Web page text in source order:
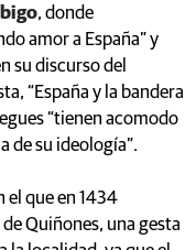
, donde
amor a España” y
su discurso del
“España y la bandera
“tienen acomodo
de su ideología”.
el que en 1434
Quiñones, una gesta